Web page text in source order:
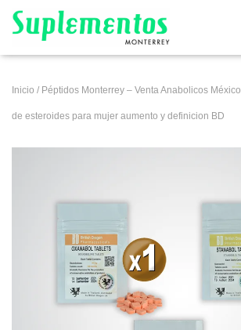
Inicio / Péptidos Monterrey – Venta Anabolicos México
de esteroides para mujer aumento y definicion BD